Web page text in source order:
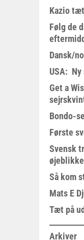
Kazio
Følg de
Dansk/
USA:
Get a
Bondo-
Første
Svensk
Så kom
Mats E
Tæt på
Arkiver